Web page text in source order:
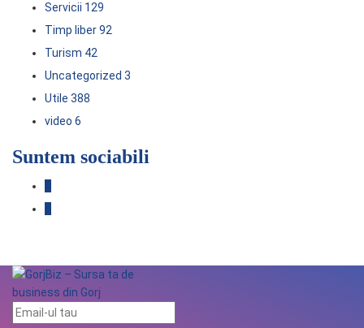
Servicii 129
Timp liber92
Turism 42
Uncategorized 3
Utile 388
video 6
Suntem sociabili